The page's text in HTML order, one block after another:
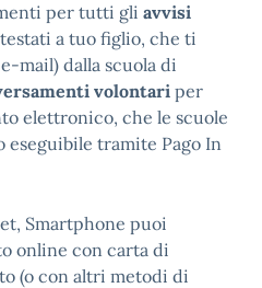
per tutti gli avvisi
a tuo figlio, che ti
mail) dalla scuola di
volontari per
elettronico, che le scuole
tramite Pago In
Smartphone puoi
online con carta di
(o con altri metodi di